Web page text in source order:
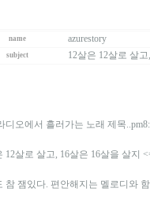
name azurestory
subject 12살은 12살로 살고
디오에서 흘러가는 노래 제목
12살로 살고, 16살은 16살을 살지
참 잼있다. 편안해지는 멜로디와